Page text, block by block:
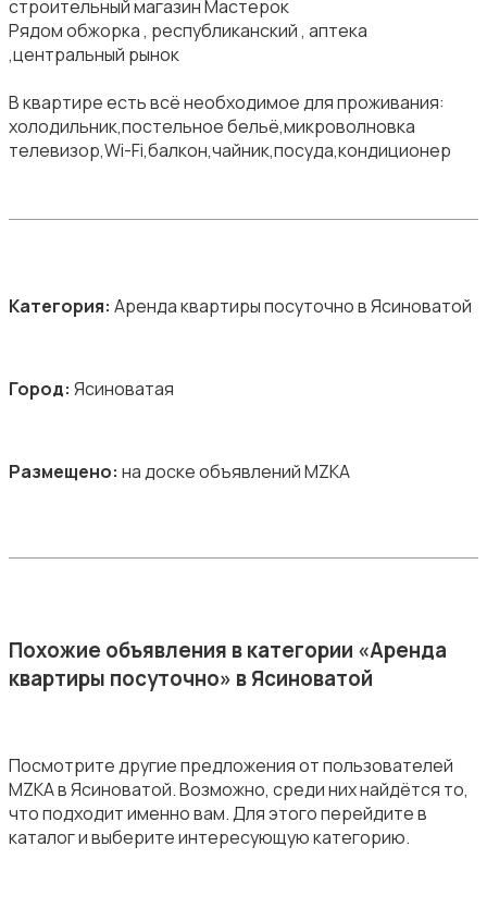
строительный магазин Мастерок
Рядом обжорка , республиканский , аптека
,центральный рынок
В квартире есть всё необходимое для проживания:
холодильник,постельное бельё,микроволновка
телевизор,Wi-Fi,балкон,чайник,посуда,кондиционер
Категория: Аренда квартиры посуточно в Ясиноватой
Город: Ясиноватая
Размещено: на доске объявлений MZKA
Похожие объявления в категории «Аренда
квартиры посуточно» в Ясиноватой
Посмотрите другие предложения от пользователей
MZKA в Ясиноватой. Возможно, среди них найдётся то,
что подходит именно вам. Для этого перейдите в
каталог и выберите интересующую категорию.